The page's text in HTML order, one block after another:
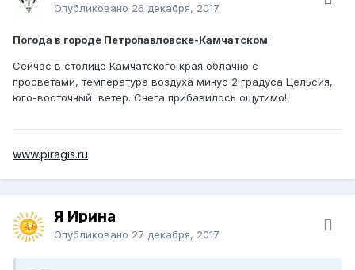
Опубликовано 26 декабря, 2017
Погода в городе Петропавловске-Камчатском
Сейчас в столице Камчатского края облачно с
просветами, температура воздуха минус 2 градуса Цельсия,
юго-восточный ветер. Снега прибавилось ощутимо!
www.piragis.ru
Я Ирина
Опубликовано 27 декабря, 2017